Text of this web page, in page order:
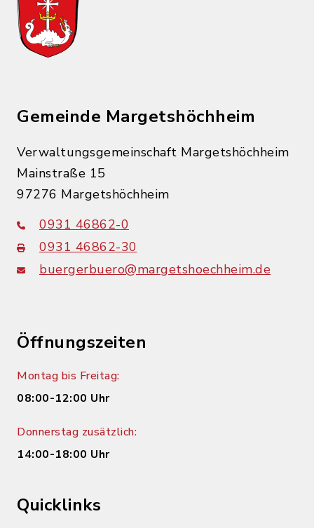
Gemeinde Margetshöchheim
Verwaltungsgemeinschaft Margetshöchheim
Mainstraße 15
97276 Margetshöchheim
0931 46862-0
0931 46862-30
buergerbuero@margetshoechheim.de
Öffnungszeiten
Montag bis Freitag:
08:00-12:00 Uhr
Donnerstag zusätzlich:
14:00-18:00 Uhr
Quicklinks